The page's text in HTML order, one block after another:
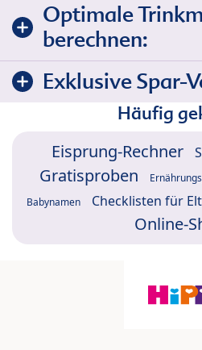
Optimale
berechnen:
Exklusive Spar-
Häufig
Eisprung-Rechner
Gratisproben
Babynamen Checklisten für
Online-